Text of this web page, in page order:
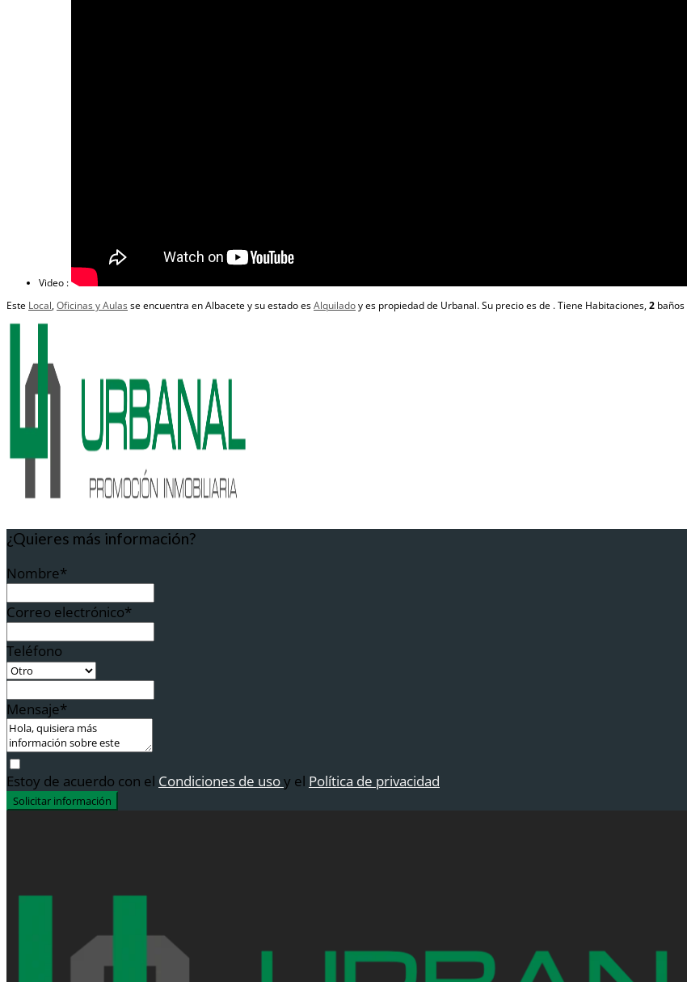
Video :
Este Local Oficinas y Aulas se encuentra en Albacete y su estado esAlquiladoy es propiedad de Urbanal. Su precio es de . Tiene Habitaciones, 2 baños
¿Quieres más información?
Nombre*
Correo electrónico*
Teléfono
Mensaje*
Estoy de acuerdo con el Condiciones de usoy el Política de privacidad
Solicitar información